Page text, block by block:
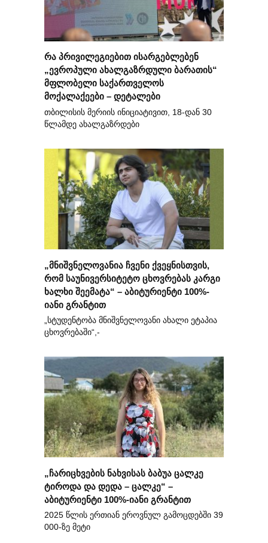
რა პრივილეგიებით ისარგებლებენ
„ევროპული ახალგაზრდული ბარათის“
მფლობელი საქართველოს
მოქალაქეები – დეტალები
თბილისის მერიის ინიციატივით, 18-დან 30
წლამდე ახალგაზრდები
„მნიშვნელოვანია ჩვენი ქვეყნისთვის,
რომ საუნივერსიტეტო ცხოვრებას კარგი
ხალხი შეემატა“ – აბიტურიენტი 100%-
იანი გრანტით
„სტუდენტობა მნიშვნელოვანი ახალი ეტაპია
ცხოვრებაში“,-
„ჩარიცხვების ნახვისას ბაბუა ცალკე
ტიროდა და დედა – ცალკე“ –
აბიტურიენტი 100%-იანი გრანტით
2025 წლის ერთიან ეროვნულ გამოცდებში 39
000-ზე მეტი